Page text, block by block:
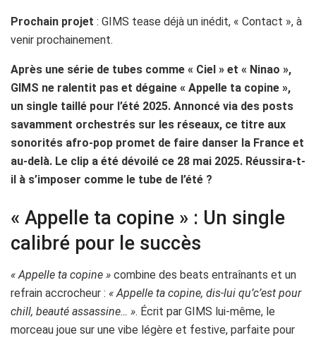
Prochain projet : GIMS tease déjà un inédit, « Contact », à
venir prochainement.
Après une série de tubes comme « Ciel » et « Ninao »,
GIMS ne ralentit pas et dégaine « Appelle ta copine »,
un single taillé pour l’été 2025. Annoncé via des posts
savamment orchestrés sur les réseaux, ce titre aux
sonorités afro-pop promet de faire danser la France et
au-delà. Le clip a été dévoilé ce 28 mai 2025. Réussira-t-
il à s’imposer comme le tube de l’été ?
« Appelle ta copine » : Un single
calibré pour le succès
« Appelle ta copine » combine des beats entraînants et un
refrain accrocheur : « Appelle ta copine, dis-lui qu’c’est pour
chill, beauté assassine… ». Écrit par GIMS lui-même, le
morceau joue sur une vibe légère et festive, parfaite pour